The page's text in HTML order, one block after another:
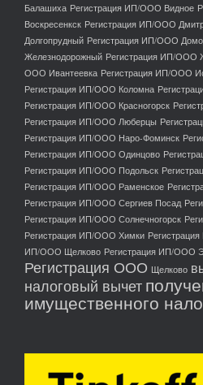
Балашиха Регистрация ИП/ООО Видное
Воскресенкск Регистрация ИП/ООО
Долгопрудный Регистрация ИП/ООО
Железнодорожный Регистрация ИП/ООО
ООО Ивантеевка Регистрация ИП/ООО
Регистрация ИП/ООО Коломна
Регистрация ИП/ООО Красногорск
Регистрация ИП/ООО Люберцы
Регистрация ИП/ООО Наро-Фоминск
Регистрация ИП/ООО Одинцово
Регистрация ИП/ООО Подольск
Регистрация ИП/ООО Раменское
Регистрация ИП/ООО Сергиев Посад
Регистрация ИП/ООО Солнечногорск
Регистрация ИП/ООО Химки
ИП/ООО Щелково Регистрация ИП/ООО
Регистрация ООО Щелково
налоговый вычет
имущественного